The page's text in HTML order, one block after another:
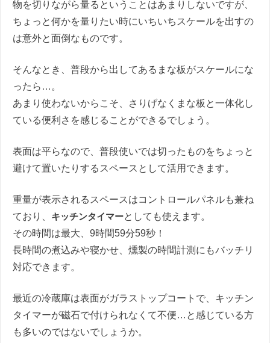
物を切りながら量るということはあまりしないですが、
ちょっと何かを量りたい時にいちいちスケールを出すの
は意外と面倒なものです。
そんなとき、普段から出してあるまな板がスケールにな
ったら…。
あまり使わないからこそ、さりげなくまな板と一体化し
ている便利さを感じることができるでしょう。
表面は平らなので、普段使いでは切ったものをちょっと
避けて置いたりするスペースとして活用できます。
重量が表示されるスペースはコントロールパネルも兼ね
ており、 キッチンタイマーとしても使えます。
その時間は最大、9時間59分59秒！
長時間の煮込みや寝かせ、燻製の時間計測にもバッチリ
対応できます。
最近の冷蔵庫は表面がガラストップコートで、キッチン
タイマーが磁石で付けられなくて不便…と感じている方
も多いのではないでしょうか。